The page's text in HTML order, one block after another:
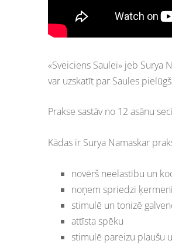
«Sveiciens Saulei» jeb Surya
var uzskatīt par Saules
Prakse sastāv no 12 asānu
Kādas ir Surya Namaskar
novērš neelastību un
noņem spriedzi
stimulē un tonizē
attīsta spēku
stimulē pareizu plaušu